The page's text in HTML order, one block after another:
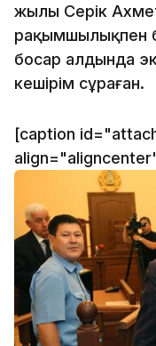
жылы Серік
рақымшылықпен
босар алдында
кешірім сұраған.
[caption